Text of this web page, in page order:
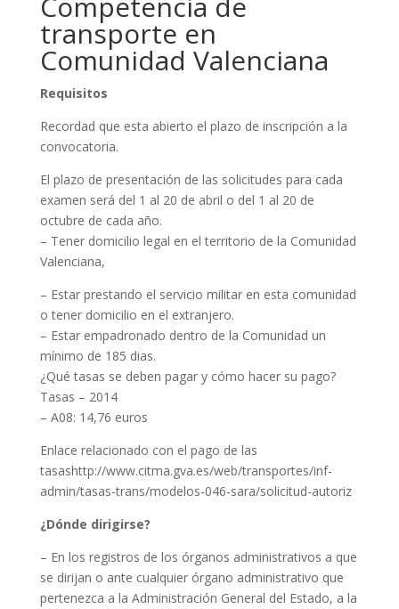
transporte en
Comunidad Valenciana
Requisitos
Recordad que esta abierto el plazo de inscripción a la
convocatoria.
El plazo de presentación de las solicitudes para cada
examen será del 1 al 20 de abril o del 1 al 20 de
octubre de cada año.
– Tener domicilio legal en el territorio de la Comunidad
Valenciana,
– Estar prestando el servicio militar en esta comunidad
o tener domicilio en el extranjero.
– Estar empadronado dentro de la Comunidad un
mínimo de 185 dias.
¿Qué tasas se deben pagar y cómo hacer su pago?
Tasas – 2014
– A08: 14,76 euros
Enlace relacionado con el pago de las
tasashttp://www.citma.gva.es/web/transportes/inf-
admin/tasas-trans/modelos-046-sara/solicitud-autoriz
¿Dónde dirigirse?
– En los registros de los órganos administrativos a que
se dirijan o ante cualquier órgano administrativo que
pertenezca a la Administración General del Estado, a la